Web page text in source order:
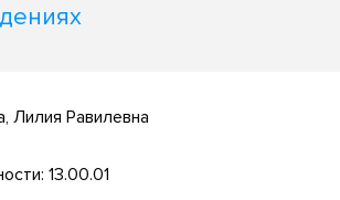
Лилия Равилевна
13.00.01